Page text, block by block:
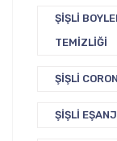
ŞIŞLI
TEMIZLIĞI
ŞIŞLI
ŞIŞLI